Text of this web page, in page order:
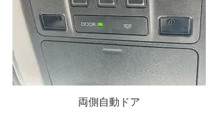
両側自動ドア